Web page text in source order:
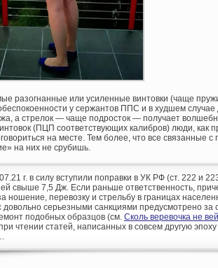
разогнанные или усиленные винтовки (чаще
у сержантов ППС и в худшем случае
а стрелок — чаще подросток — получает
(ПЦП соответствующих калибров) люди, как
на месте. Тем более, что все связанные
на них не срубишь.
г. в силу вступили поправки в УК РФ (ст. 222 и
свыше 7,5 Дж. Если раньше ответственность,
ношение, перевозку и стрельбу в границах
довольно серьезными санкциями предусмотрено за
подобных образцов (см. Сколь веревочка не
чтении статей, написанных в совсем другую